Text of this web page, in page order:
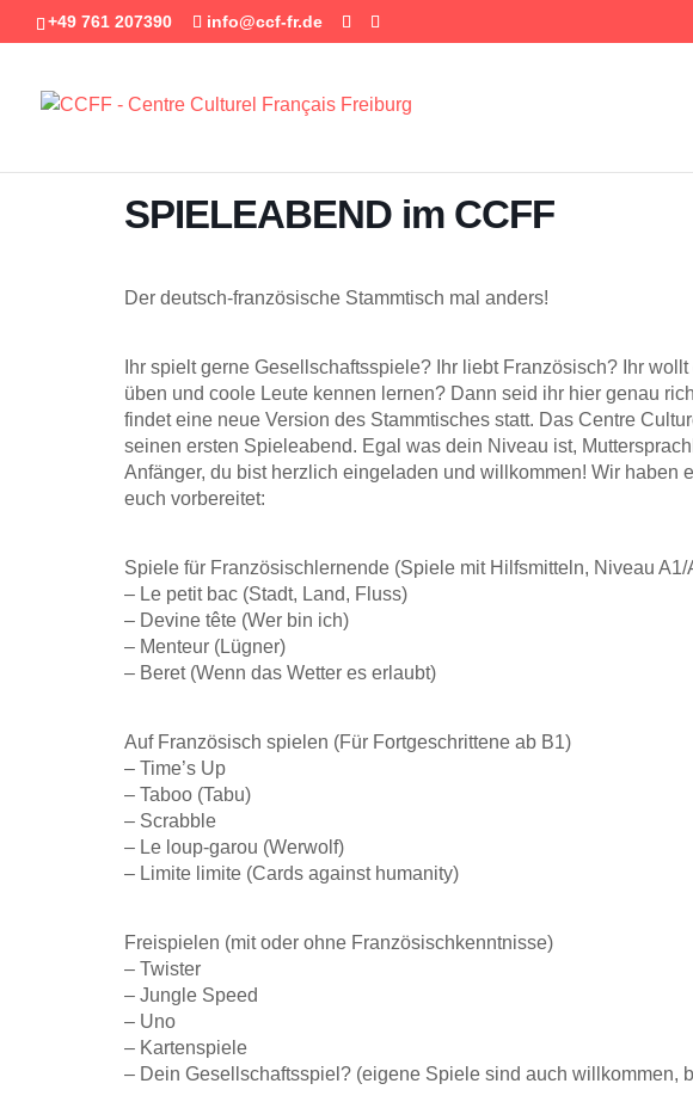
+49 761 207390 info@ccf-fr.de
SPIELEABEND im CCFF
Der deutsch-französische Stammtisch mal anders!
Ihr spielt gerne Gesellschaftsspiele? Ihr liebt Französisch? Ihr
üben und coole Leute kennen lernen? Dann seid ihr hier genau
findet eine neue Version des Stammtisches statt. Das Centre
seinen ersten Spieleabend. Egal was dein Niveau ist,
Anfänger, du bist herzlich eingeladen und willkommen! Wir haben
euch vorbereitet:
Spiele für Französischlernende (Spiele mit Hilfsmitteln, Niveau A1/
– Le petit bac (Stadt, Land, Fluss)
– Devine tête (Wer bin ich)
– Menteur (Lügner)
– Beret (Wenn das Wetter es erlaubt)
Auf Französisch spielen (Für Fortgeschrittene ab B1)
– Time’s Up
– Taboo (Tabu)
– Scrabble
– Le loup-garou (Werwolf)
– Limite limite (Cards against humanity)
Freispielen (mit oder ohne Französischkenntnisse)
– Twister
– Jungle Speed
– Uno
– Kartenspiele
– Dein Gesellschaftsspiel? (eigene Spiele sind auch willkommen,